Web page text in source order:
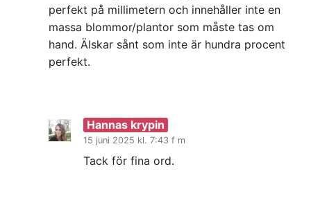
perfekt på millimetern och innehåller inte en
massa blommor/plantor som måste tas om
hand. Älskar sånt som inte är hundra procent
perfekt.
Hannas krypin
15 juni 2025 kl. 7:43 f m
Tack för fina ord.